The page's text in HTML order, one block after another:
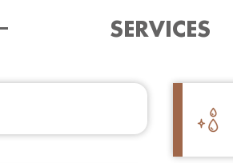
SERVICES